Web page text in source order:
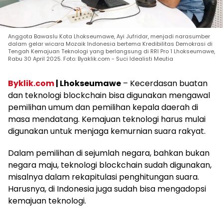
Anggota Bawaslu Kota Lhokseumawe, Ayi Jufridar, menjadi narasumber
dalam gelar wicara Mozaik Indonesia bertema Kredibilitas Demokrasi di
Tengah Kemajuan Teknologi yang berlangsung di RRI Pro 1 Lhokseumawe,
Rabu 30 April 2025. Foto: Byaklik.com - Suci Idealisti Meutia
Byklik.com| Lhokseumawe – Kecerdasan buatan
dan teknologi blockchain bisa digunakan mengawal
pemilihan umum dan pemilihan kepala daerah di
masa mendatang. Kemajuan teknologi harus mulai
digunakan untuk menjaga kemurnian suara rakyat.
Dalam pemilihan di sejumlah negara, bahkan bukan
negara maju, teknologi blockchain sudah digunakan,
misalnya dalam rekapitulasi penghitungan suara.
Harusnya, di Indonesia juga sudah bisa mengadopsi
kemajuan teknologi.